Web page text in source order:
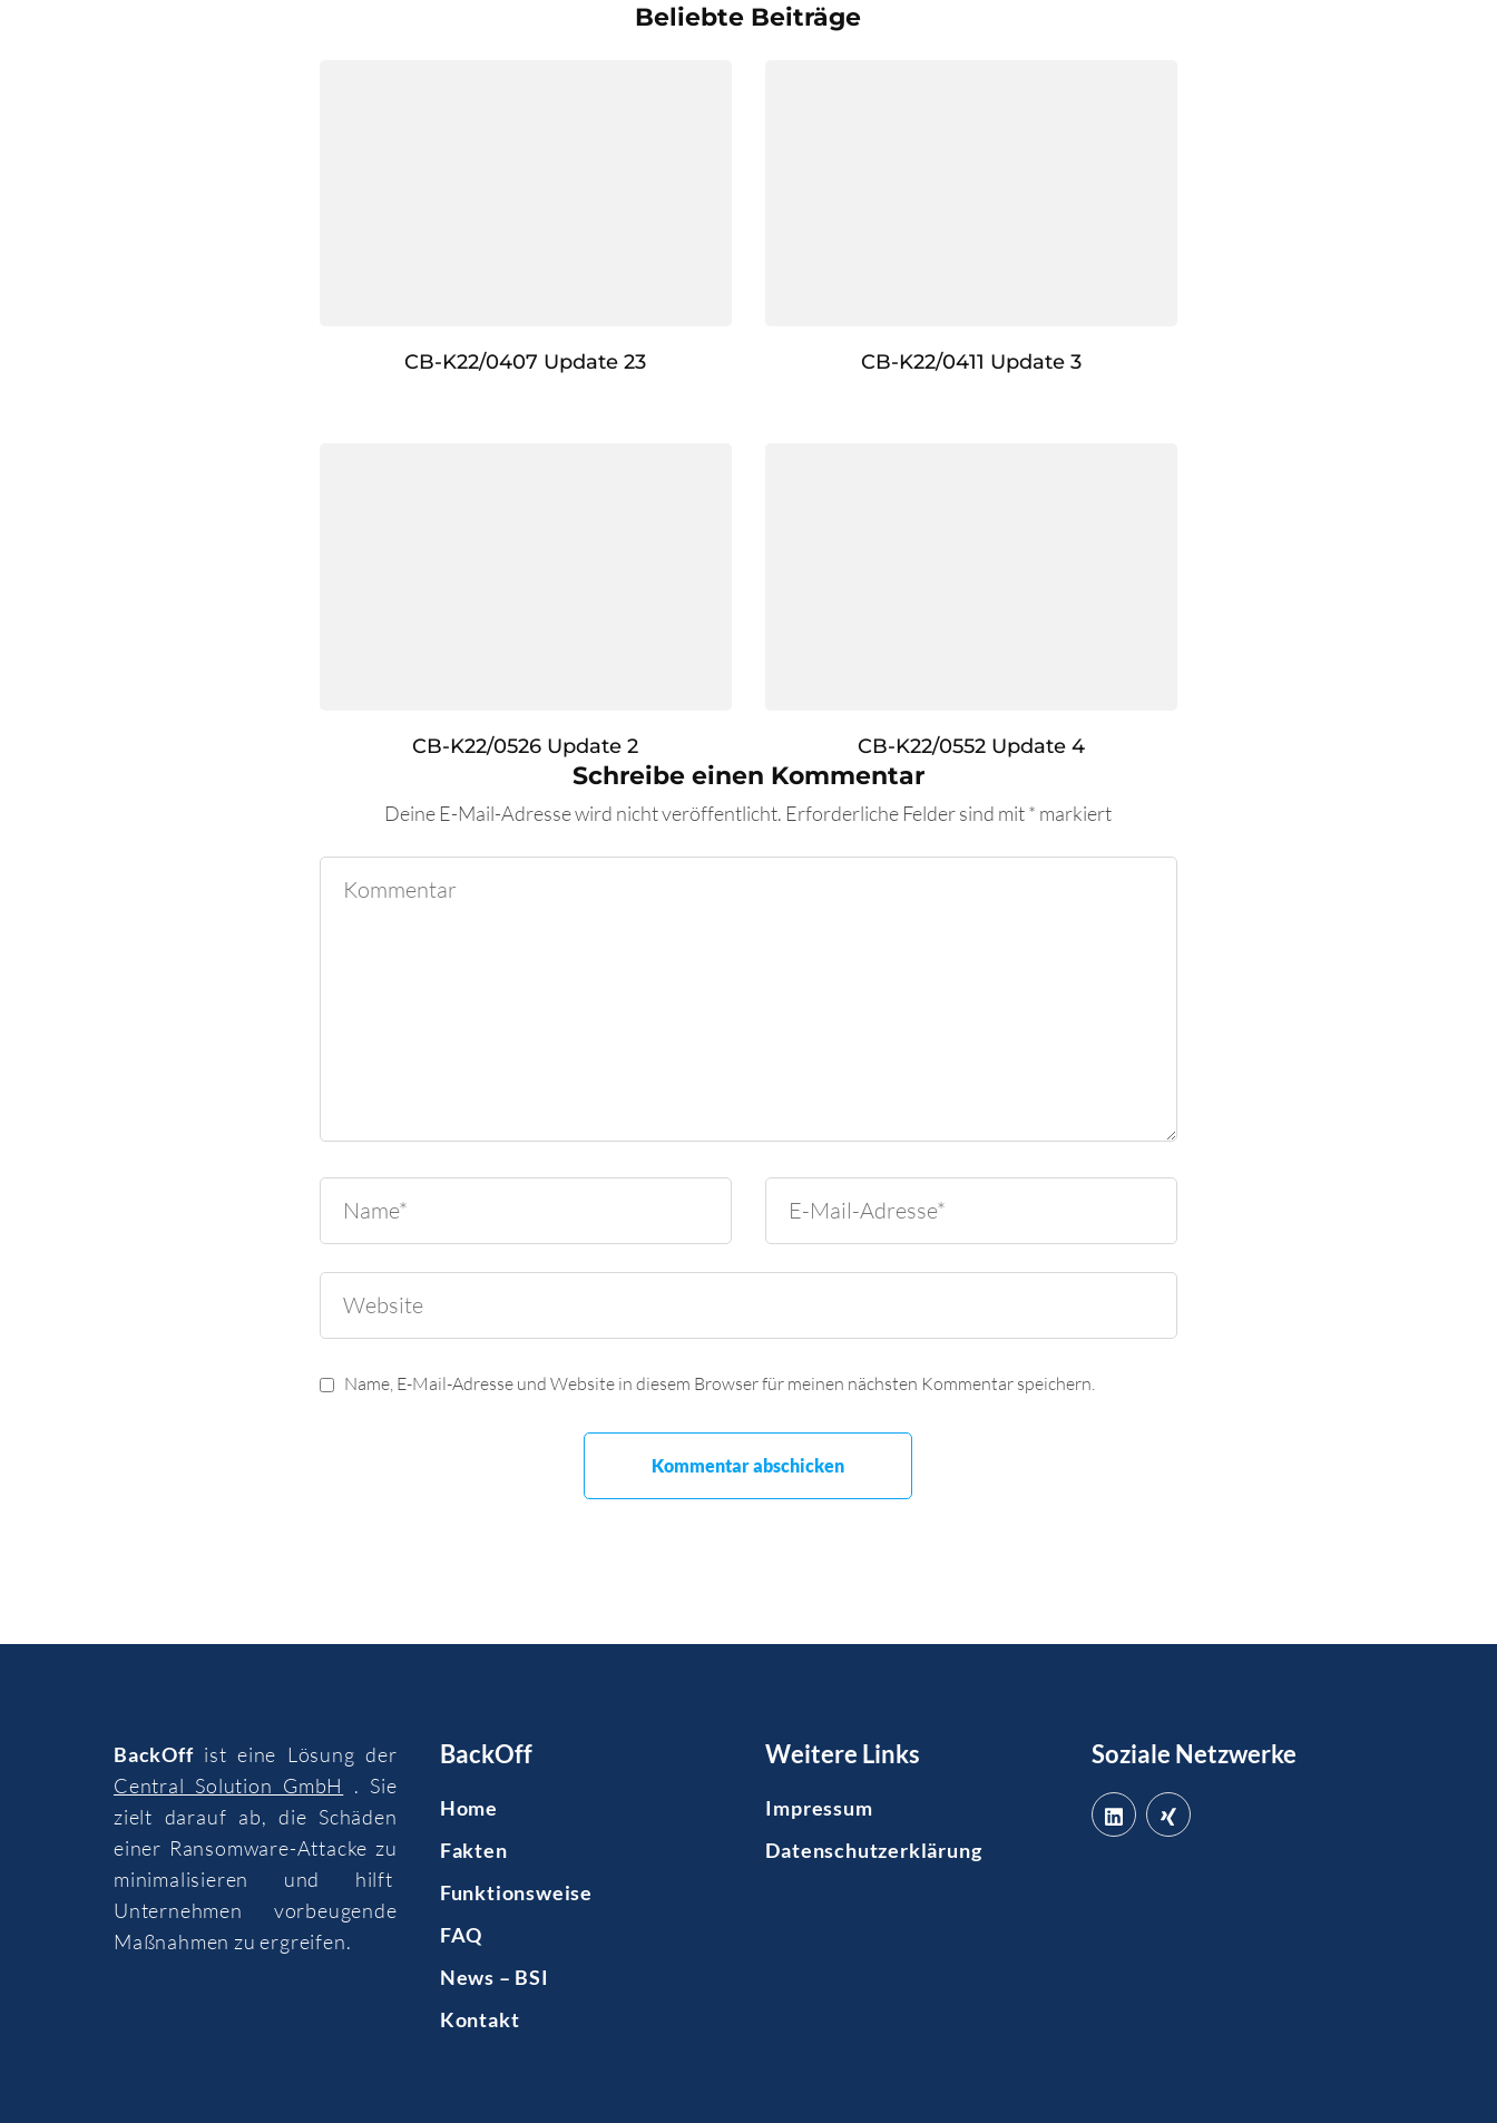
Beliebte Beiträge
CB-K22/0407 Update 23 CB-K22/0411 Update 3
CB-K22/0526 Update 2 CB-K22/0552 Update 4
Schreibe einen Kommentar
Deine E-Mail-Adresse wird nicht veröffentlicht. Erforderliche Felder sind mit* markiert
Name, E-Mail-Adresse und Website in diesem Browser für meinen nächsten Kommentar speichern.
BackOffist eine Lösung der
Central Solution GmbH
. Sie
zielt darauf ab, die Schäden
einer Ransomware-Attacke zu
minimalisieren und hilft
Unternehmen vorbeugende
Maßnahmen zu ergreifen.
BackOff
Home
Fakten
Funktionsweise
FAQ
News – BSI
Kontakt
Weitere Links
Impressum
Datenschutzerklärung
Soziale Netzwerke